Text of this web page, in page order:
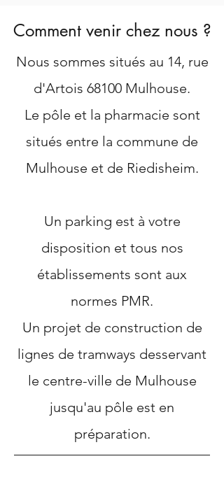
Comment venir chez nous ?
Nous sommes situés au 14, rue
d'Artois 68100 Mulhouse.
Le pôle et la pharmacie sont
situés entre la commune de
Mulhouse et de Riedisheim.
Un parking est à votre
disposition et tous nos
établissements sont aux
normes PMR.
Un projet de construction de
lignes de tramways desservant
le centre-ville de Mulhouse
jusqu'au pôle est en
préparation.